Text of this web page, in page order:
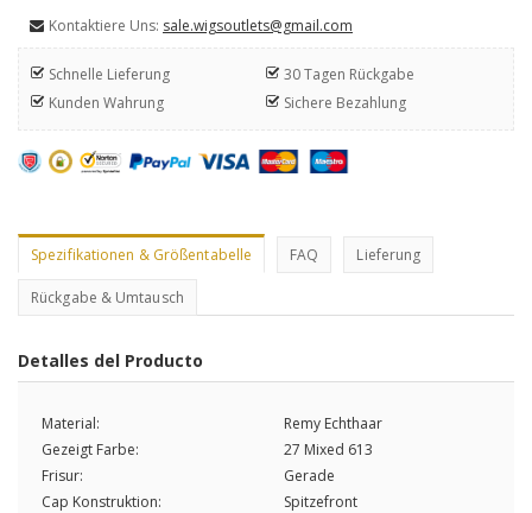
Kontaktiere Uns: sale.wigsoutlets@gmail.com
Schnelle Lieferung
30 Tagen Rückgabe
Kunden Wahrung
Sichere Bezahlung
Spezifikationen & Größentabelle FAQ Lieferung
Rückgabe & Umtausch
Detalles del Producto
Material:
Remy Echthaar
Gezeigt Farbe:
27 Mixed 613
Frisur:
Gerade
Cap Konstruktion:
Spitzefront